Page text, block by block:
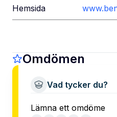
Hemsida
Omdömen
Vad tycker du?
Lämna ett omdöme